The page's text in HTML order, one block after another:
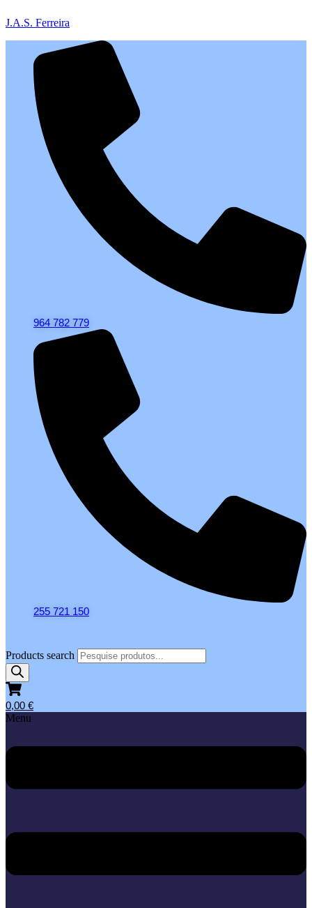
J.A.S. Ferreira
964 782 779
255 721 150
Products search
0,00 €
Menu